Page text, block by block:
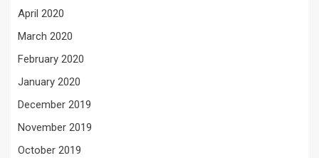
April 2020
March 2020
February 2020
January 2020
December 2019
November 2019
October 2019